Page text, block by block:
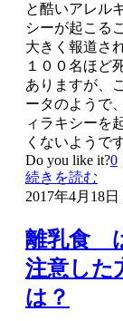
と酷いアレル
シーが起こる
大きく報道さ
１００名ほど
ありますが、
ータのようで
ィラキシーを
くないようで
Do you like it?0
続きを読む
2017年4月18日
離乳食
注意した
は？